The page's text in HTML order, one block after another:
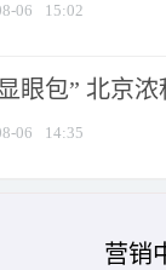
06 15:02
眼包” 北京
06 14:35
营销